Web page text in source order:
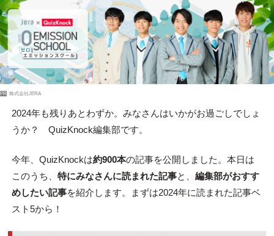
PR 株式会社JERA
2024年も残りあとわずか。みなさんはいかがお過ごしでしょ
うか？ QuizKnock編集部です。
今年、QuizKnockは約900本の記事を公開しました。本日は
このうち、 特にみなさんに読まれた記事と、 編集部がおすす
めしたい記事を紹介します。まずは2024年に読まれた記事ベ
スト5から！